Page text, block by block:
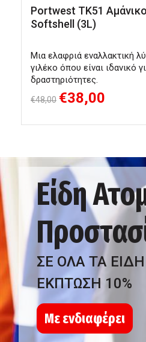
Portwest TK51
Softshell (3L)
Μια ελαφριά εναλλακτική
γιλέκο όπου είναι ιδανικό
δραστηριότητες.
€48,00 €38,00
Είδη
ΣΕ ΟΛΑ ΤΑ
ΕΚΠΤΩΣΗ 10%
Με ενδιαφέρει